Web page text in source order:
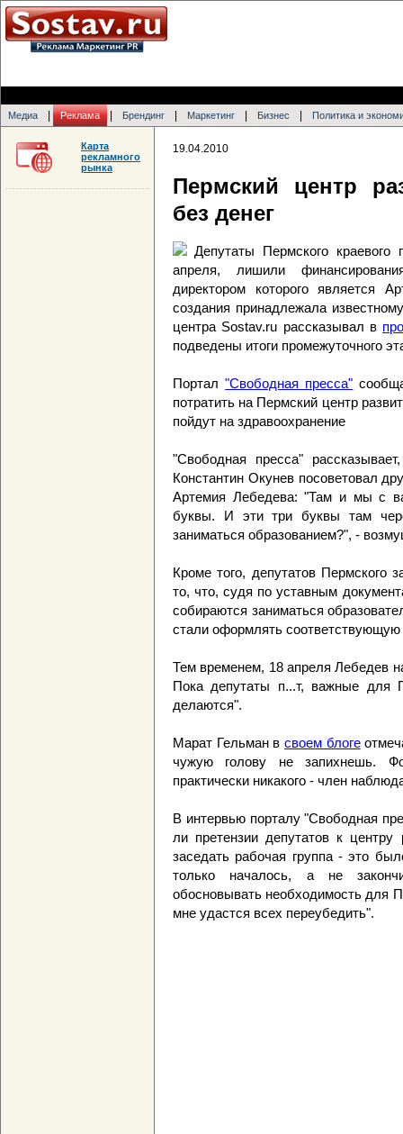
Медиа Реклама Брендинг Маркетинг Бизнес Политика и
19.04.2010
Пермский центр
без денег
Депутаты Пермского
апреля, лишили
директором которого является
создания принадлежала
центра Sostav.ru рассказывал в
подведены итоги промежуточного
Портал"Свободная пресса"
потратить на Пермский центр
пойдут на здравоохранение
"Свободная пресса"
Константин Окунев посоветовал
Артемия Лебедева: "Там и мы с
буквы. И эти три буквы там
заниматься образованием?", -
Кроме того, депутатов Пермского
то, что, судя по уставным
собираются заниматься
стали оформлять
Тем временем, 18 апреля Лебедев
Пока депутаты п...т, важные для
делаются".
Марат Гельман в своем блоге
чужую голову не запихнешь.
практически никакого - член
В интервью порталу "Свободная
ли претензии депутатов к
заседать рабочая группа - это
только началось, а не
обосновывать необходимость для
мне удастся всех переубедить".
Карта
рекламного
рынка